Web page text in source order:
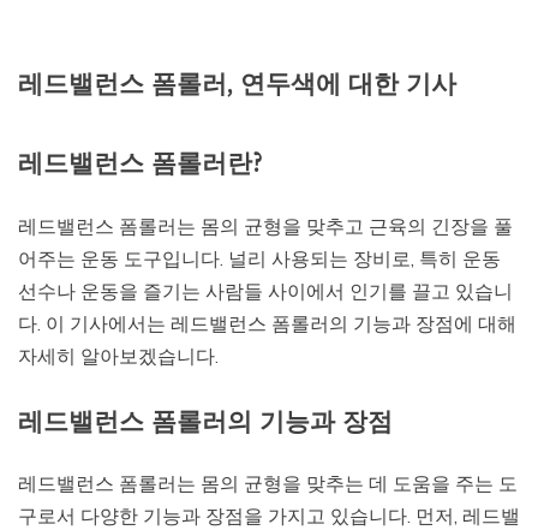
레드밸런스 폼롤러, 연두색에 대한 기사
레드밸런스 폼롤러란?
레드밸런스 폼롤러는 몸의 균형을 맞추고 근육의 긴장을 풀
어주는 운동 도구입니다. 널리 사용되는 장비로, 특히 운동
선수나 운동을 즐기는 사람들 사이에서 인기를 끌고 있습니
다. 이 기사에서는 레드밸런스 폼롤러의 기능과 장점에 대해
자세히 알아보겠습니다.
레드밸런스 폼롤러의 기능과 장점
레드밸런스 폼롤러는 몸의 균형을 맞추는 데 도움을 주는 도
구로서 다양한 기능과 장점을 가지고 있습니다. 먼저, 레드밸